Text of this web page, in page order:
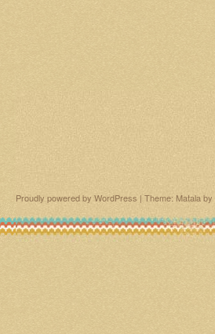
Proudly powered by WordPress | Theme: Matala by